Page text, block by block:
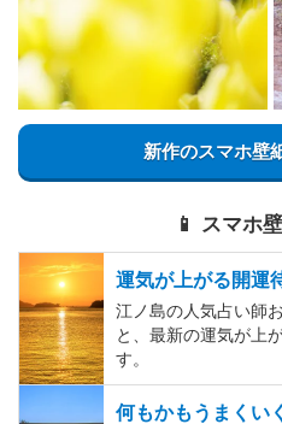
新作のスマホ壁
📱 スマホ
運気が上がる開運
江ノ島の人気占い師
と、最新の運気が上
す。
何もかもうまくい